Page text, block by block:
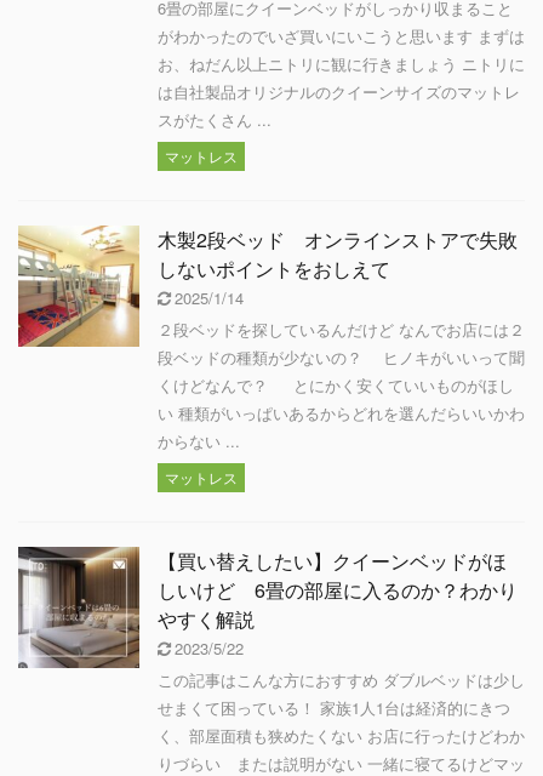
6畳の部屋にクイーンベッドがしっかり収まること
がわかったのでいざ買いにいこうと思います まずは
お、ねだん以上ニトリに観に行きましょう ニトリに
は自社製品オリジナルのクイーンサイズのマットレ
スがたくさん ...
マットレス
木製2段ベッド オンラインストアで失敗
しないポイントをおしえて
2025/1/14
２段ベッドを探しているんだけど なんでお店には２
段ベッドの種類が少ないの？ ヒノキがいいって聞
くけどなんで？ とにかく安くていいものがほし
い 種類がいっぱいあるからどれを選んだらいいかわ
からない ...
マットレス
【買い替えしたい】クイーンベッドがほ
しいけど 6畳の部屋に入るのか？わかり
やすく解説
2023/5/22
この記事はこんな方におすすめ ダブルベッドは少し
せまくて困っている！ 家族1人1台は経済的にきつ
く、部屋面積も狭めたくない お店に行ったけどわか
りづらい または説明がない 一緒に寝てるけどマッ